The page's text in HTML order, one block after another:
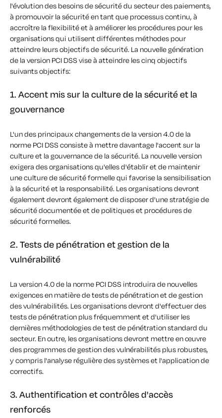
l'évolution des besoins de sécurité du secteur des paiements,
à promouvoir la sécurité en tant que processus continu, à
accroître la flexibilité et à améliorer les procédures pour les
organisations qui utilisent différentes méthodes pour
atteindre leurs objectifs de sécurité. La nouvelle génération
de la version PCI DSS vise à atteindre les cinq objectifs
suivantsobjectifs:
1. Accent mis sur la culture de la sécurité et la
gouvernance
L'un des principaux changements de la version 4.0 de la
norme PCI DSS consiste à mettre davantage l'accent sur la
culture et la gouvernance de la sécurité. La nouvelle version
exigera des organisations qu'ellesd'établiret de maintenir
une culture de sécurité formelle qui favorise la sensibilisation
à la sécurité et la responsabilité. Les organisations devront
également devront également de disposer d'une stratégie de
sécurité documentée et de politiques et procédures de
sécurité formelles.
2. Tests de pénétration et gestion de la
vulnérabilité
La version 4.0 de la norme PCI DSS introduira de nouvelles
exigences en matière de tests de pénétration et de gestion
des vulnérabilités. Les organisationsdevront d'effectuer des
tests de pénétration plus fréquemment et d'utiliser les
dernières méthodologies de test de pénétration standard du
secteur. En outre, les organisations devront mettre en œuvre
des programmes de gestion des vulnérabilités plus robustes,
y compris l'analyse régulière des systèmes et l'application de
correctifs.
3. Authentification et contrôles d'accès
renforcés